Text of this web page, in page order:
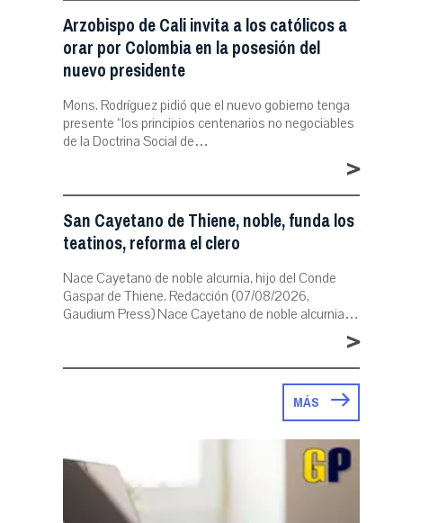
Arzobispo de Cali invita a los católicos a
orar por Colombia en la posesión del
nuevo presidente
Mons. Rodríguez pidió que el nuevo gobierno tenga
presente “los principios centenarios no negociables
de la Doctrina Social de…
>
San Cayetano de Thiene, noble, funda los
teatinos, reforma el clero
Nace Cayetano de noble alcurnia, hijo del Conde
Gaspar de Thiene. Redacción (07/08/2026,
Gaudium Press) Nace Cayetano de noble alcurnia…
>
MÁS